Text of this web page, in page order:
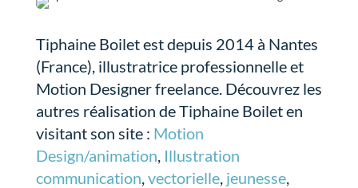
Tiphaine Boilet est depuis 2014 à Nantes
(France), illustratrice professionnelle et
Motion Designer freelance. Découvrez les
autres réalisation de Tiphaine Boilet en
visitant son site : Motion
Design/animation Illustration
communication vectorielle, jeunesse,